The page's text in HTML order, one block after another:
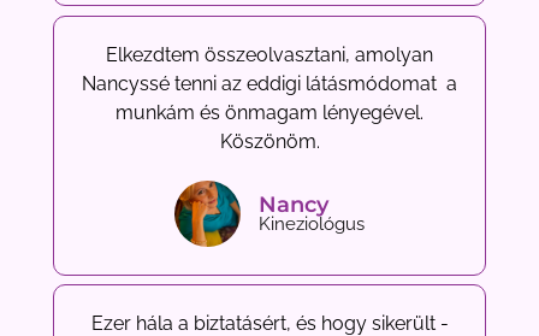
Elkezdtem összeolvasztani, amolyan
Nancyssé tenni az eddigi látásmódomat a
munkám és önmagam lényegével.
Köszönöm.
Nancy
Kineziológus
Ezer hála a biztatásért, és hogy sikerült -